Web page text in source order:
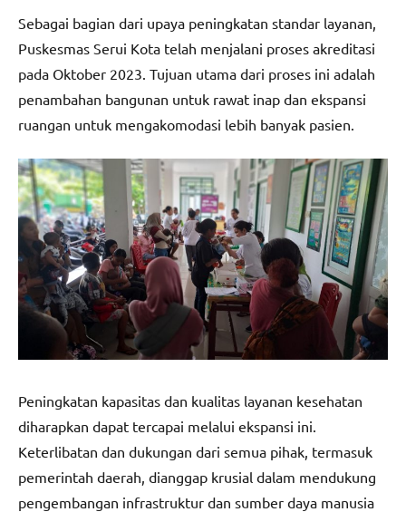
Sebagai bagian dari upaya peningkatan standar layanan,
Puskesmas Serui Kota telah menjalani proses akreditasi
pada Oktober 2023. Tujuan utama dari proses ini adalah
penambahan bangunan untuk rawat inap dan ekspansi
ruangan untuk mengakomodasi lebih banyak pasien.
Peningkatan kapasitas dan kualitas layanan kesehatan
diharapkan dapat tercapai melalui ekspansi ini.
Keterlibatan dan dukungan dari semua pihak, termasuk
pemerintah daerah, dianggap krusial dalam mendukung
pengembangan infrastruktur dan sumber daya manusia